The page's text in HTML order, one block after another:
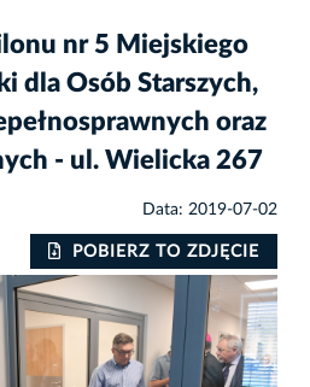
nr 5 Miejskiego
dla Osób Starszych,
oraz
- ul. Wielicka 267
Data: 2019-07-02
POBIERZ TO ZDJĘCIE